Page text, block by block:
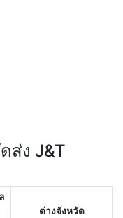
ส่ง J&T
ต่างจังหวัด